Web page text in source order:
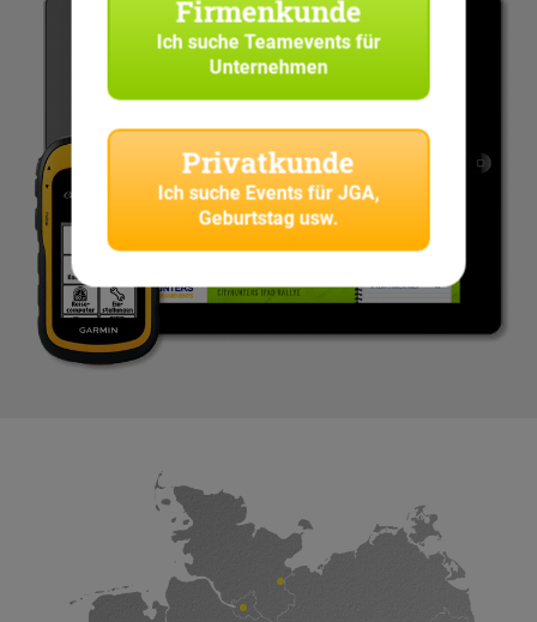
Firmenkunde
Ich sucheTeamevents für
Unternehmen
Privatkunde
Ich suche Events für JGA,
Geburtstag usw.